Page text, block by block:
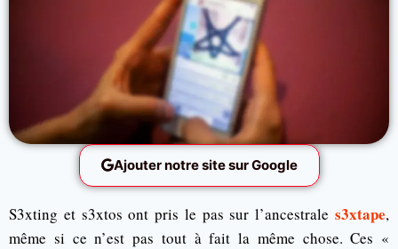
Ajouter notre site sur Google
S3xting et s3xtos ont pris le pas sur l’ancestrale s3xtape,
même si ce n’est pas tout à fait la même chose. Ces «